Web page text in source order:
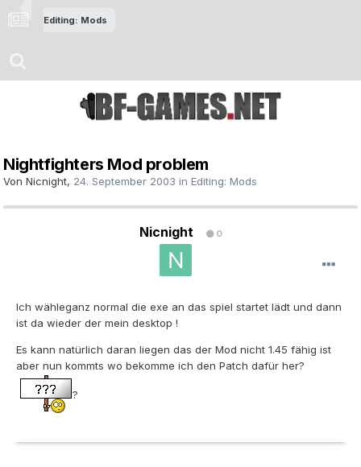
Editing: Mods
Nightfighters Mod problem
Von Nicnight, 24. September 2003 in Editing: Mods
Nicnight 0
Ich wähleganz normal die exe an das spiel startet lädt und dann
ist da wieder der mein desktop !
Es kann natürlich daran liegen das der Mod nicht 1.45 fähig ist
aber nun kommts wo bekomme ich den Patch dafür her?
?